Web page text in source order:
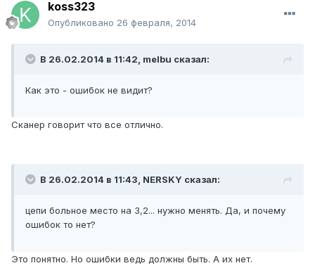
koss323
Опубликовано 26 февраля, 2014
В 26.02.2014 в 11:42, melbu сказал:
Как это - ошибок не видит?
Сканер говорит что все отлично.
В 26.02.2014 в 11:43, NERSKY сказал:
цепи больное место на 3,2... нужно менять. Да, и почему
ошибок то нет?
Это понятно. Но ошибки ведь должны быть. А их нет.